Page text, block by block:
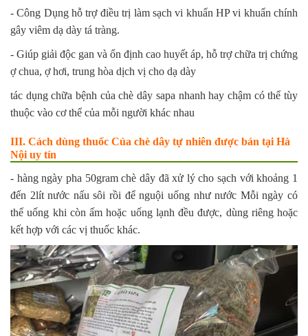
- Công Dụng hỗ trợ điều trị làm sạch vi khuẩn HP vi khuẩn chính
gây viêm dạ dày tá tràng.
- Giúp giải độc gan và ổn định cao huyết áp, hỗ trợ chữa trị chứng
ợ chua, ợ hơi, trung hòa dịch vị cho dạ dày
tác dụng chữa bệnh của chè dây sapa nhanh hay chậm có thể tùy
thuộc vào cơ thể của mỗi người khác nhau
III. Cách dùng thuốc Của chè dây tự nhiên được bán tại Hà
Nội uy tín
- hàng ngày pha 50gram chè dây đã xử lý cho sạch với khoảng 1
đến 2lít nước nấu sôi rồi để nguội uống như nước Mỗi ngày có
thể uống khi còn ấm hoặc uống lạnh đều được, dùng riêng hoặc
kết hợp với các vị thuốc khác.